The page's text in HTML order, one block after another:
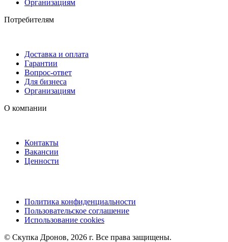
Организациям
Потребителям
Доставка и оплата
Гарантии
Вопрос-ответ
Для бизнеса
Организациям
О компании
Контакты
Вакансии
Ценности
Политика конфиденциальности
Пользовательское соглашение
Использование cookies
©️ Скупка Дронов, 2026 г. Все права защищены.